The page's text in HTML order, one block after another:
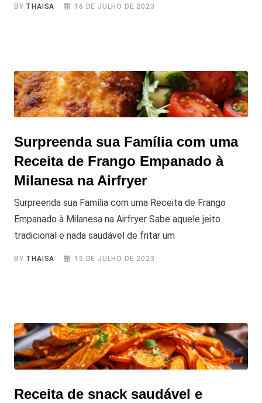
BY THAISA 16 DE JULHO DE 2023
Surpreenda sua Família com uma
Receita de Frango Empanado à
Milanesa na Airfryer
Surpreenda sua Família com uma Receita de Frango
Empanado à Milanesa na Airfryer Sabe aquele jeito
tradicional e nada saudável de fritar um
BY THAISA 15 DE JULHO DE 2023
Receita de snack saudável e